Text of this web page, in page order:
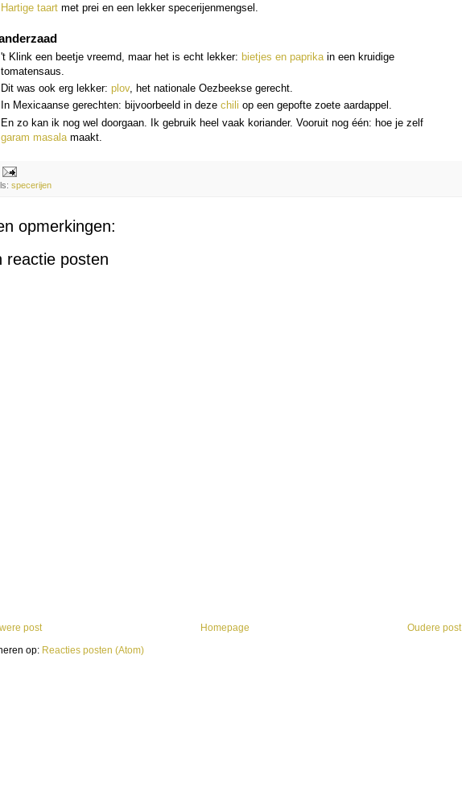
Hartige taart met prei en een lekker specerijenmengsel.
't Klink een beetje vreemd, maar het is echt lekker: bietjes en paprika in een kruidige
tomatensaus.
Dit was ook erg lekker: plov, het nationale Oezbeekse gerecht.
In Mexicaanse gerechten: bijvoorbeeld in deze chili op een gepofte zoete aardappel.
En zo kan ik nog wel doorgaan. Ik gebruik heel vaak koriander. Vooruit nog één: hoe je zelf
garam masala maakt.
specerijen
opmerkingen:
reactie posten
post Oudere post
Homepage
op: Reacties posten (Atom)